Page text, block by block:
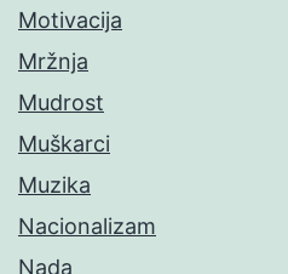
Motivacija
Mržnja
Mudrost
Muškarci
Muzika
Nacionalizam
Nada